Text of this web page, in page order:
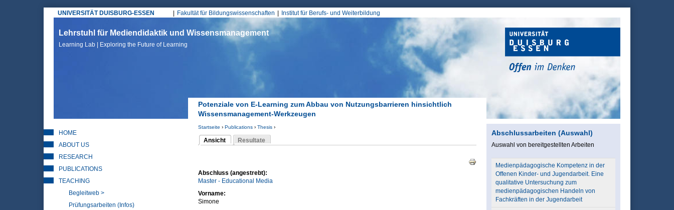
UNIVERSITÄT DUISBURG-ESSEN
Hauptmenü
Fakultät für Bildungswissenschaften Institut für Berufs- und Weiterbildung
Lehrstuhl für Mediendidaktik und Wissensmanagement
Learning Lab | Exploring the Future of Learning
Potenziale von E-Learning zum Abbau von Nutzungsbarrieren hinsichtlich
Wissensmanagement-Werkzeugen
Sie sind hier
Startseite › Publications› Thesis›
Ansicht
(aktiver Reiter)
Resultate
Abschluss (angestrebt):
Master - Educational Media
Vorname:
Simone
HOME
ABOUT US
RESEARCH
PUBLICATIONS
TEACHING
Begleitweb >
Prüfungsarbeiten (Infos)
Abschlussarbeiten (Auswahl)
Auswahl von bereitgestellten Arbeiten
Medienpädagogische Kompetenz in der
Offenen Kinder- und Jugendarbeit. Eine
qualitative Untersuchung zum
medienpädagogischen Handeln von
Fachkräften in der Jugendarbeit